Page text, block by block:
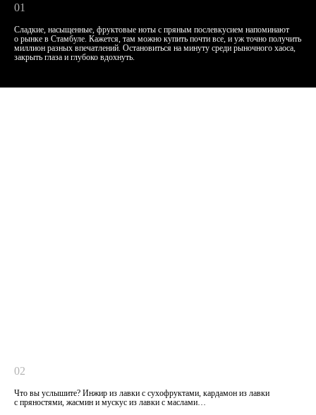
01
Сладкие, насыщенные, фруктовые ноты с пряным послевкусием напоминают
о рынке в Стамбуле. Кажется, там можно купить почти все, и уж точно получить
миллион разных впечатлений. Остановиться на минуту среди рыночного хаоса,
закрыть глаза и глубоко вдохнуть.
02
Что вы услышите? Инжир из лавки с сухофруктами, кардамон из лавки
с пряностями, жасмин и мускус из лавки с маслами…